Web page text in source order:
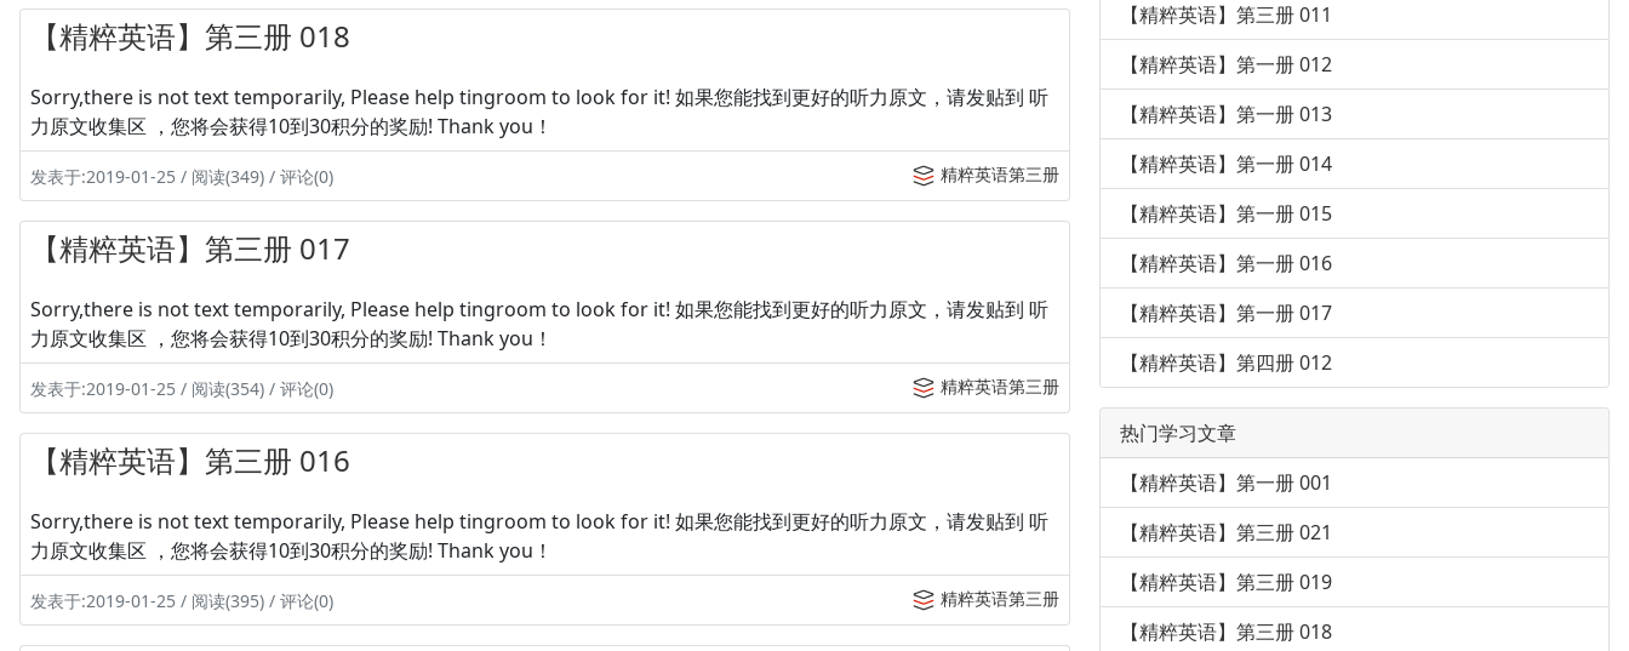
【精粹英语】第三册 018
Sorry,there is not text temporarily, Please help tingroom to look for it! 如果您能找到更好的听力原文，请发贴到 听
力原文收集区 ，您将会获得10到30积分的奖励! Thank you！
发表于:2019-01-25 / 阅读(349) / 评论(0) 精粹英语第三册
【精粹英语】第三册 017
Sorry,there is not text temporarily, Please help tingroom to look for it! 如果您能找到更好的听力原文，请发贴到 听
力原文收集区 ，您将会获得10到30积分的奖励! Thank you！
发表于:2019-01-25 / 阅读(354) / 评论(0) 精粹英语第三册
【精粹英语】第三册 016
Sorry,there is not text temporarily, Please help tingroom to look for it! 如果您能找到更好的听力原文，请发贴到 听
力原文收集区 ，您将会获得10到30积分的奖励! Thank you！
发表于:2019-01-25 / 阅读(395) / 评论(0) 精粹英语第三册
【精粹英语】第三册 011
【精粹英语】第一册 012
【精粹英语】第一册 013
【精粹英语】第一册 014
【精粹英语】第一册 015
【精粹英语】第一册 016
【精粹英语】第一册 017
【精粹英语】第四册 012
热门学习文章
【精粹英语】第一册 001
【精粹英语】第三册 021
【精粹英语】第三册 019
【精粹英语】第三册 018